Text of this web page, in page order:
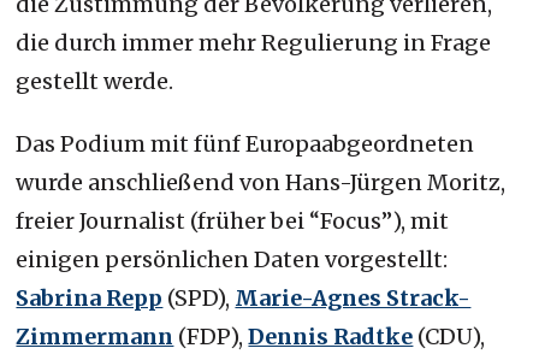
die durch immer mehr Regulierung in Frage
gestellt werde.
Das Podium mit fünf Europaabgeordneten
wurde anschließend von Hans-Jürgen Moritz,
freier Journalist (früher bei “Focus”), mit
einigen persönlichen Daten vorgestellt:
Sabrina Repp (SPD), Marie-Agnes Strack-
Zimmermann (FDP),Dennis Radtke (CDU),